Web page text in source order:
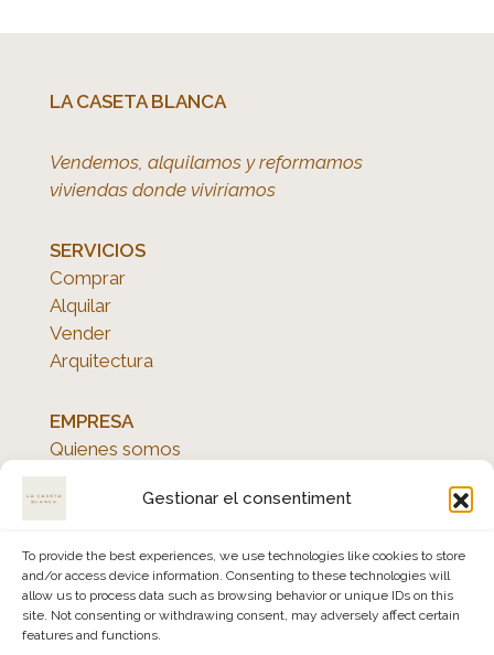
Gestionar el consentiment
To provide the best experiences, we use technologies like cookies to store
and/or access device information. Consenting to these technologies will
allow us to process data such as browsing behavior or unique IDs on this
site. Not consenting or withdrawing consent, may adversely affect certain
features and functions.
LA CASETA BLANCA
Vendemos, alquilamos y reformamos
viviendas donde viviríamos
SERVICIOS
Comprar
Alquilar
Vender
Arquitectura
EMPRESA
Quienes somos
Avís legal
Política de privacidad